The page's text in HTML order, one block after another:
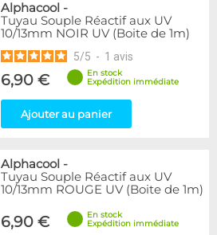
Alphacool -
Tuyau Souple Réactif aux UV
10/13mm NOIR UV (Boite de 1m)
5/5 - 1 avis
6,90 €
En stock
Expédition immédiate
Ajouter au panier
Alphacool -
Tuyau Souple Réactif aux UV
10/13mm ROUGE UV (Boite de 1m)
6,90 €
En stock
Expédition immédiate